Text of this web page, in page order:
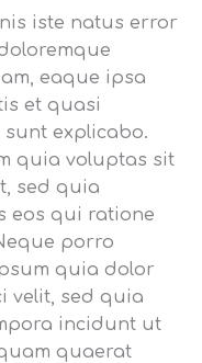
iste natus error
eaque ipsa
et quasi
explicabo.
quia voluptas sit
sed quia
eos qui ratione
porro
quia dolor
velit, sed quia
incidunt ut
quaerat